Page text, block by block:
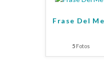
Frase Del
5Fotos